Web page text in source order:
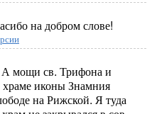
на добром слове!
мощи св. Трифона и
храме иконы Знамния
на Рижской. Я туда